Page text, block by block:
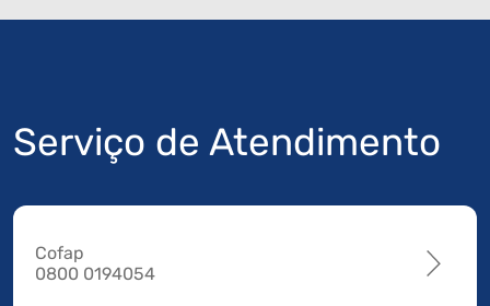
Serviço de Atendimento
Cofap
0800 0194054